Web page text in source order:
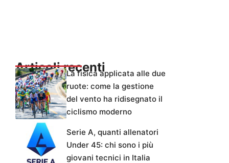
Articoli recentiLa fisica applicata alle due
ruote: come la gestione
del vento ha ridisegnato il
ciclismo moderno
Serie A, quanti allenatori
Under 45: chi sono i più
giovani tecnici in Italia